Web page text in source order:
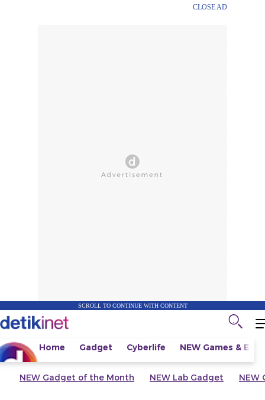
CLOSE AD
SCROLL TO CONTINUE WITH CONTENT
Home Gadget Cyberlife NEW Games &
NEW Gadget of the Month NEW Lab Gadget NEW